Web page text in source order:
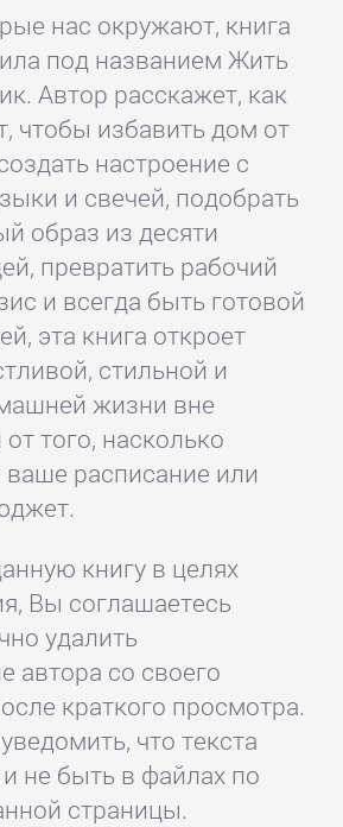
нас окружают, книга
под названием Жить
Автор расскажет, как
чтобы избавить дом от
настроение с
и свечей, подобрать
образ из десяти
превратить рабочий
и всегда быть готовой
эта книга откроет
стильной и
жизни вне
того, насколько
расписание или
книгу в целях
Вы соглашаетесь
удалить
автора со своего
краткого просмотра.
что текста
не быть в файлах по
страницы.